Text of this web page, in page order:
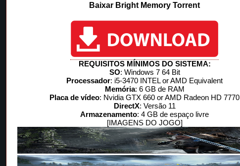
Baixar Bright Memory Torrent
REQUISITOS MÍNIMOS DO SISTEMA:
SO: Windows 7 64 Bit
Processador: i5-3470 INTEL or AMD Equivalent
Memória: 6 GB de RAM
Placa de vídeo: Nvidia GTX 660 or AMD Radeon HD 7770
DirectX: Versão 11
Armazenamento: 4 GB de espaço livre
[IMAGENS DO JOGO]